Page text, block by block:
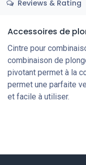
Reviews & Rating
Accessoires de
Cintre pour
combinaison de
pivotant permet à la
permet une parfaite
et facile à utiliser.